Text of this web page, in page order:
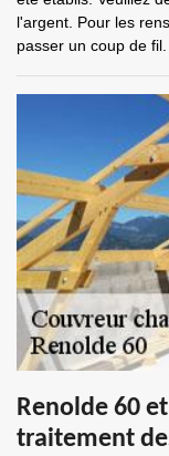
l'argent. Pour les
passer un coup de fil.
Renolde 60
traitement